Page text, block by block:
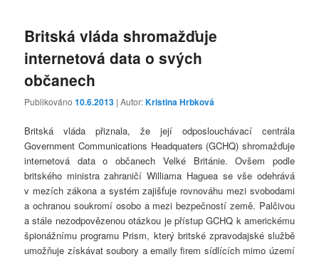
Britská vláda shromažďuje
internetová data o svých
občanech
Publikováno10.6.2013 | Autor:Kristina Hrbková
Britská vláda přiznala, že její odposlouchávací centrála
Government Communications Headquaters (GCHQ) shromažďuje
internetová data o občanech Velké Británie. Ovšem podle
britského ministra zahraničí Williama Haguea se vše odehrává
v mezích zákona a systém zajišťuje rovnováhu mezi svobodami
a ochranou soukromí osobo a mezi bezpečností země. Palčivou
a stále nezodpovězenou otázkou je přístup GCHQ k americkému
špionážnímu programu Prism, který britské zpravodajské službě
umožňuje získávat soubory a emaily firem sídlících mimo území